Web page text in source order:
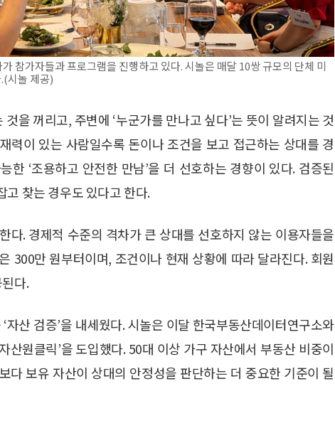
참가자들과 프로그램을 진행하고 있다. 시놀은 매달 10쌍 규모의 단체 미
시놀 제공)
을 꺼리고, 주변에 ‘누군가를 만나고 싶다’는 뜻이 알려지는 것
력이 있는 사람일수록 돈이나 조건을 보고 접근하는 상대를 경
한 ‘조용하고 안전한 만남’을 더 선호하는 경향이 있다. 검증된
고 찾는 경우도 있다고 한다.
다. 경제적 수준의 격차가 큰 상대를 선호하지 않는 이용자들을
300만 원부터이며, 조건이나 현재 상황에 따라 달라진다. 회원
다.
산 검증’을 내세웠다. 시놀은 이달 한국부동산데이터연구소와
산원클릭’을 도입했다. 50대 이상 가구 자산에서 부동산 비중이
다 보유 자산이 상대의 안정성을 판단하는 더 중요한 기준이 될